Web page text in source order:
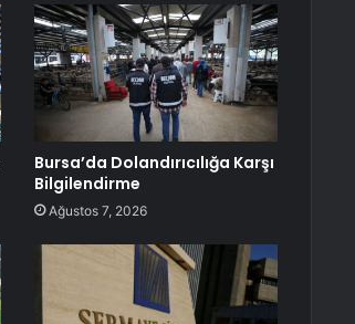
Bursa’da Dolandırıcılığa Karşı
Bilgilendirme
Ağustos 7, 2026